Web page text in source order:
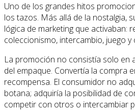
Uno de los grandes hitos
los tazos. Más allá de la nostalgia,
lógica de marketing que activaban:
coleccionismo, intercambio, juego
La promoción no consistía solo en
del empaque. Convertía la compra
recompensa. El consumidor no
botana; adquiría la posibilidad de
competir con otros o intercambiar